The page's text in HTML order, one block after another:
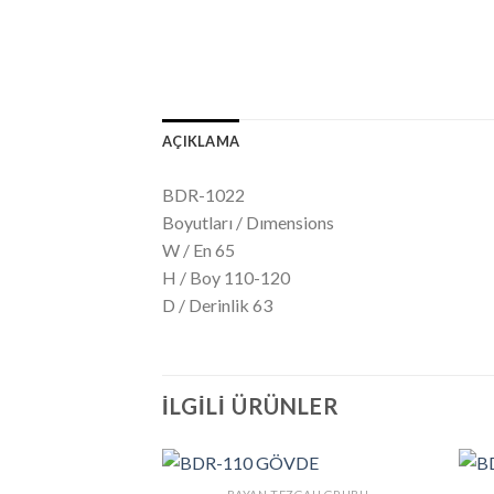
AÇIKLAMA
BDR-1022
Boyutları / Dımensions
W / En 65
H / Boy 110-120
D / Derinlik 63
İLGILI ÜRÜNLER